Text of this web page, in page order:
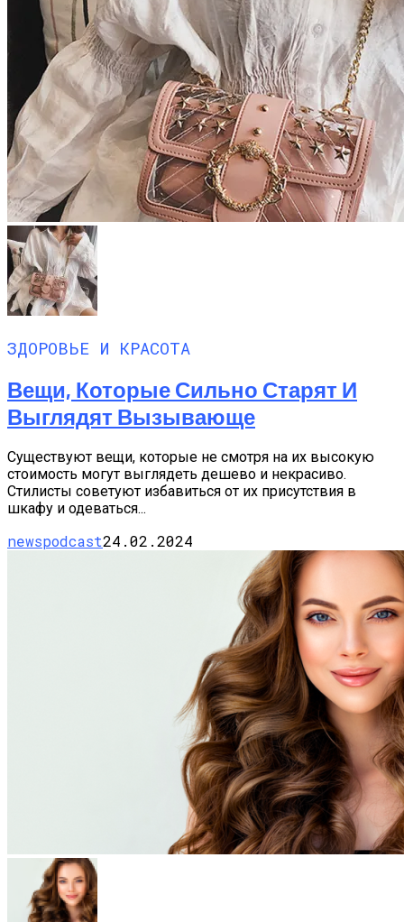
ЗДОРОВЬЕ И КРАСОТА
Вещи, Которые Сильно Старят И
Выглядят Вызывающе
Существуют вещи, которые не смотря на их высокую
стоимость могут выглядеть дешево и некрасиво.
Стилисты советуют избавиться от их присутствия в
шкафу и одеваться...
newspodcast24.02.2024